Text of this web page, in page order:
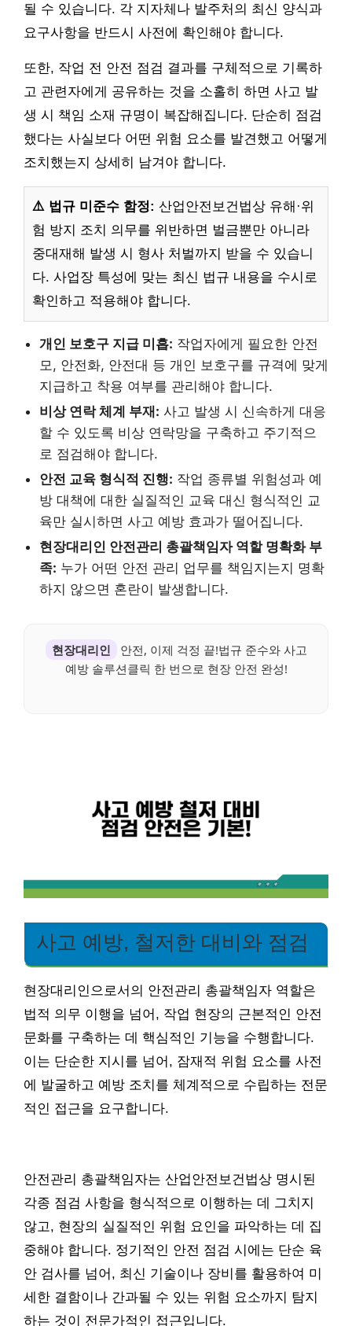
될 수 있습니다. 각 지자체나 발주처의 최신 양식과
요구사항을 반드시 사전에 확인해야 합니다.
또한, 작업 전 안전 점검 결과를 구체적으로 기록하
고 관련자에게 공유하는 것을 소홀히 하면 사고 발
생 시 책임 소재 규명이 복잡해집니다. 단순히 점검
했다는 사실보다 어떤 위험 요소를 발견했고 어떻게
조치했는지 상세히 남겨야 합니다.
⚠️ 법규 미준수 함정: 산업안전보건법상 유해·위
험 방지 조치 의무를 위반하면 벌금뿐만 아니라
중대재해 발생 시 형사 처벌까지 받을 수 있습니
다. 사업장 특성에 맞는 최신 법규 내용을 수시로
확인하고 적용해야 합니다.
개인 보호구 지급 미흡: 작업자에게 필요한 안전
모, 안전화, 안전대 등 개인 보호구를 규격에 맞게
지급하고 착용 여부를 관리해야 합니다.
비상 연락 체계 부재: 사고 발생 시 신속하게 대응
할 수 있도록 비상 연락망을 구축하고 주기적으
로 점검해야 합니다.
안전 교육 형식적 진행: 작업 종류별 위험성과 예
방 대책에 대한 실질적인 교육 대신 형식적인 교
육만 실시하면 사고 예방 효과가 떨어집니다.
현장대리인 안전관리 총괄책임자 역할 명확화 부
족: 누가 어떤 안전 관리 업무를 책임지는지 명확
하지 않으면 혼란이 발생합니다.
현장대리인
안전, 이제 걱정 끝!법규 준수와 사고
예방 솔루션클릭 한 번으로 현장 안전 완성!
사고 예방, 철저한 대비와 점검
현장대리인으로서의 안전관리 총괄책임자 역할은
법적 의무 이행을 넘어, 작업 현장의 근본적인 안전
문화를 구축하는 데 핵심적인 기능을 수행합니다.
이는 단순한 지시를 넘어, 잠재적 위험 요소를 사전
에 발굴하고 예방 조치를 체계적으로 수립하는 전문
적인 접근을 요구합니다.
안전관리 총괄책임자는 산업안전보건법상 명시된
각종 점검 사항을 형식적으로 이행하는 데 그치지
않고, 현장의 실질적인 위험 요인을 파악하는 데 집
중해야 합니다. 정기적인 안전 점검 시에는 단순 육
안 검사를 넘어, 최신 기술이나 장비를 활용하여 미
세한 결함이나 간과될 수 있는 위험 요소까지 탐지
하는 것이 전문가적인 접근입니다.